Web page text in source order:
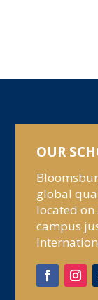
OUR
global
located
campus